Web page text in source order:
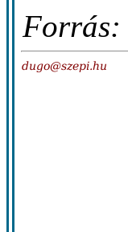
Forrás: